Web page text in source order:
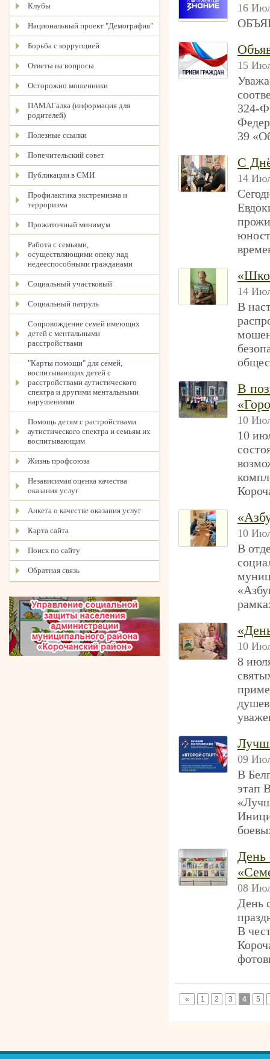
Клубы
Национальный проект "Демография"
Борьба с коррупцией
Ответы на вопросы
Осторожно мошенники
ПАМАГалка (информация для
родителей)
Полезные ссылки
Попечительский совет
Публикации в СМИ
Профилактика экстремизма и
терроризма
Прожиточный минимум
Работа с семьями,
осуществляющими опеку над
недееспособными гражданами
Социальный участковый
Социальный патруль
Сопровождение семей имеющих
детей с ментальными
расстройствами
"Карты помощи" для семей,
воспитывающих детей с
расстройствами аутистического
спектра и другими ментальными
нарушениями
Помощь детям с растройствами
аутистического спектра и семьям их
воспитывающим
Жизнь профсоюза
Независимая оценка качества
оказания услуг
Анкета о качестве оказания услуг
Карта сайта
Поиск по сайту
Обратная связь
16
15
324-
39
С
14
14
В
В
10
10
10
В
10
8
09
В
этап
День
08
День
В
« 1 2 3 4 5